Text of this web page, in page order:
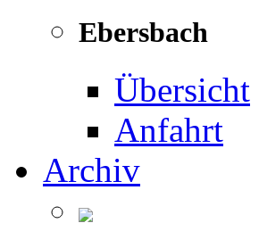
Ebersbach
Übersicht
Anfahrt
Archiv